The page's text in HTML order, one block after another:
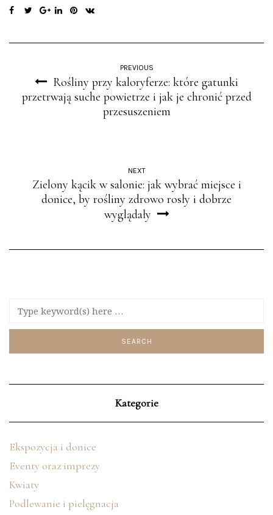
PREVIOUS
Rośliny przy kaloryferze: które gatunki
przetrwają suche powietrze i jak je chronić przed
przesuszeniem
NEXT
Zielony kącik w salonie: jak wybrać miejsce i
donice, by rośliny zdrowo rosły i dobrze
wyglądały
Kategorie
Ekspozycja i donice
Eventy oraz imprezy
Kwiaty
Podlewanie i pielęgnacja